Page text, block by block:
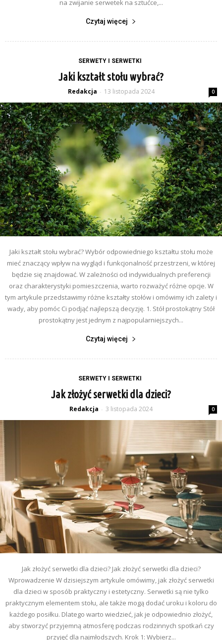
na zwijanie serwetek na sztućce,...
Czytaj więcej
SERWETY I SERWETKI
Jaki kształt stołu wybrać?
Redakcja - 13 listopada 2024 0
Jaki kształt stołu wybrać? Wybór odpowiedniego kształtu stołu może
mieć znaczący wpływ na wygląd i funkcjonalność przestrzeni, w której
będzie się znajdować. W zależności od indywidualnych preferencji
oraz charakterystyki pomieszczenia, warto rozważyć różne opcje. W
tym artykule przedstawimy różne kształty stołów i omówimy ich zalety i
wady, aby pomóc Ci podjąć najlepszą decyzję. 1. Stół prostokątny Stół
prostokątny jest jednym z najpopularniejszych...
Czytaj więcej
SERWETY I SERWETKI
Jak złożyć serwetki dla dzieci?
Redakcja - 3 listopada 2024 0
Jak złożyć serwetki dla dzieci? Jak złożyć serwetki dla dzieci?
Wprowadzenie W dzisiejszym artykule omówimy, jak złożyć serwetki
dla dzieci w sposób praktyczny i estetyczny. Serwetki są nie tylko
praktycznym elementem stołu, ale także mogą dodać uroku i koloru do
każdego posiłku. Dlatego warto wiedzieć, jak je odpowiednio złożyć,
aby stworzyć przyjemną atmosferę podczas rodzinnych spotkań czy
przyjęć dla najmłodszych. Krok 1: Wybierz...